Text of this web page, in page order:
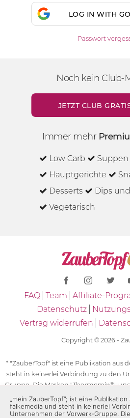
LOG IN WITH
Passwort
Noch kein Club-
JETZT CLUB
Immer mehr
Low Carb
Hauptgerichte
Desserts
Dips
Vegetarisch
FAQ Team Affiliate-
Datenschutz
Vertrag widerrufen
Copyright © 2026 -
* "ZauberTopf" ist eine Publikation aus
steht in keinerlei Verbindung zu den
Gruppe. Die Marken "Thermomix®"
des "Thermomix®" sind eingetragene
der Vorwerk-Gruppe. Die Marken
„mein ZauberTopf”; ist eine
falkemedia und steht in keinerlei
Unternehmen der Vorwerk-Gruppe.